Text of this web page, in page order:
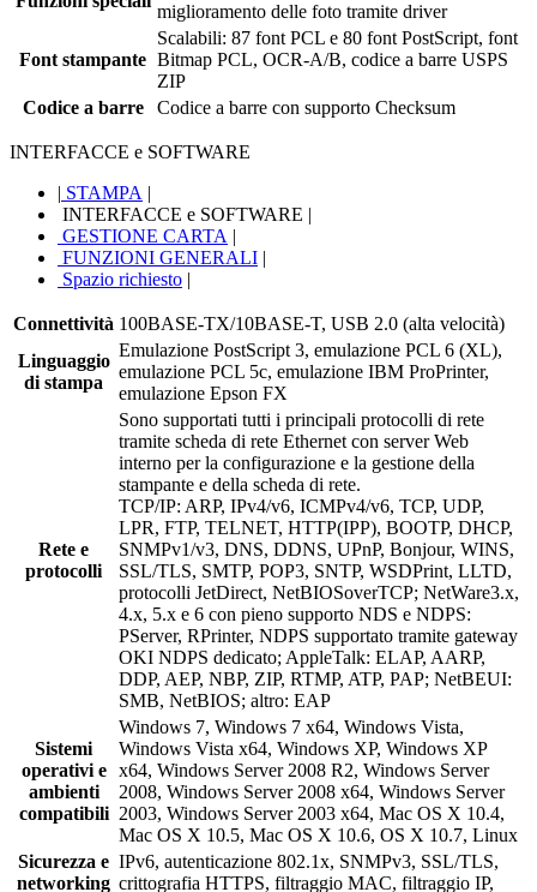
miglioramento delle foto tramite driver
Font stampante
Scalabili: 87 font PCL e 80 font PostScript, font
Bitmap PCL, OCR-A/B, codice a barre USPS
ZIP
Codice a barre
Codice a barre con supporto Checksum
INTERFACCE e SOFTWARE
| STAMPA |
INTERFACCE e SOFTWARE |
GESTIONE CARTA |
FUNZIONI GENERALI |
Spazio richiesto |
Connettività 100BASE-TX/10BASE-T, USB 2.0 (alta velocità)
Linguaggio
di stampa
Emulazione PostScript 3, emulazione PCL 6 (XL),
emulazione PCL 5c, emulazione IBM ProPrinter,
emulazione Epson FX
Rete e
protocolli
Sono supportati tutti i principali protocolli di rete
tramite scheda di rete Ethernet con server Web
interno per la configurazione e la gestione della
stampante e della scheda di rete.
TCP/IP: ARP, IPv4/v6, ICMPv4/v6, TCP, UDP,
LPR, FTP, TELNET, HTTP(IPP), BOOTP, DHCP,
SNMPv1/v3, DNS, DDNS, UPnP, Bonjour, WINS,
SSL/TLS, SMTP, POP3, SNTP, WSDPrint, LLTD,
protocolli JetDirect, NetBIOSoverTCP; NetWare3.x,
4.x, 5.x e 6 con pieno supporto NDS e NDPS:
PServer, RPrinter, NDPS supportato tramite gateway
OKI NDPS dedicato; AppleTalk: ELAP, AARP,
DDP, AEP, NBP, ZIP, RTMP, ATP, PAP; NetBEUI:
SMB, NetBIOS; altro: EAP
Sistemi
operativi e
ambienti
compatibili
Windows 7, Windows 7 x64, Windows Vista,
Windows Vista x64, Windows XP, Windows XP
x64, Windows Server 2008 R2, Windows Server
2008, Windows Server 2008 x64, Windows Server
2003, Windows Server 2003 x64, Mac OS X 10.4,
Mac OS X 10.5, Mac OS X 10.6, OS X 10.7, Linux
Sicurezza e
networking
IPv6, autenticazione 802.1x, SNMPv3, SSL/TLS,
crittografia HTTPS, filtraggio MAC, filtraggio IP,